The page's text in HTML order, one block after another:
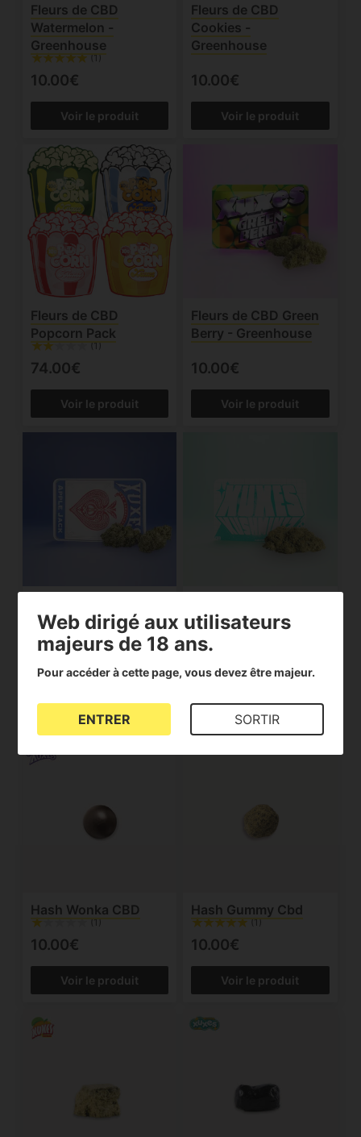
Fleurs de CBD
Watermelon -
Greenhouse
(1)
10.00€
Voir le produit
Fleurs de CBD
Cookies -
Greenhouse
10.00€
Voir le produit
Fleurs de CBD
Popcorn Pack
(1)
74.00€
Voir le produit
Fleurs de CBD Green
Berry - Greenhouse
10.00€
Voir le produit
Jack Greenhouse
10.00€
Kushmintz -
Greenhouse
10.00€
Voir le produit
Hash Wonka CBD
(1)
10.00€
Voir le produit
Hash Gummy Cbd
(1)
10.00€
Voir le produit
Web dirigé aux utilisateurs
majeurs de 18 ans.
Pour accéder à cette page, vous devez être majeur.
ENTRER SORTIR